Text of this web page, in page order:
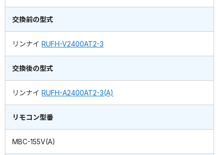
交換前の型式
リンナイ RUFH-V2400AT2-3
交換後の型式
リンナイ RUFH-A2400AT2-3(A)
リモコン型番
MBC-155V(A)